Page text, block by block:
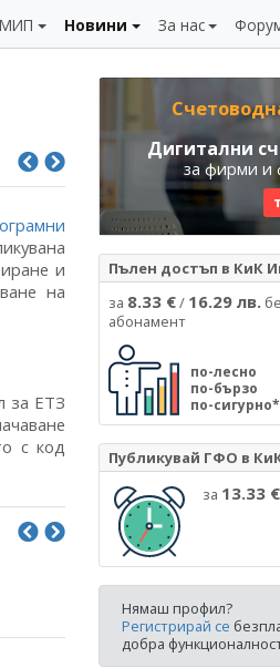
Новини За нас
и
на
за ЕТЗ
с код
Дигитални
за фирми и
Пълен достъп в КиК
за 8.33 €/ 16.29 лв.
абонамент
по-лесно
по-бързо
по-сигурно*
Публикувай ГФО в
за 13.33 €
Нямаш профил?
Регистрирай се
добра